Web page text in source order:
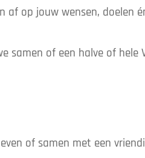
af op jouw wensen, doelen
samen of een halve of
of samen met een